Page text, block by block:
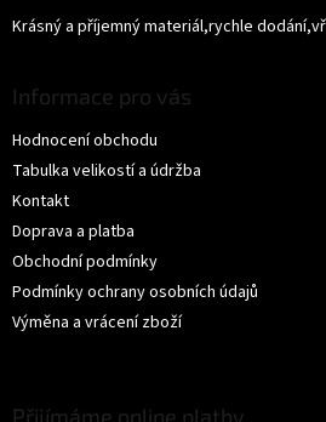
Krásný a příjemný materiál,rychle
Informace pro vás
Hodnocení obchodu
Tabulka velikostí a údržba
Kontakt
Doprava a platba
Obchodní podmínky
Podmínky ochrany osobních údajů
Výměna a vrácení zboží
Přijímáme online platby